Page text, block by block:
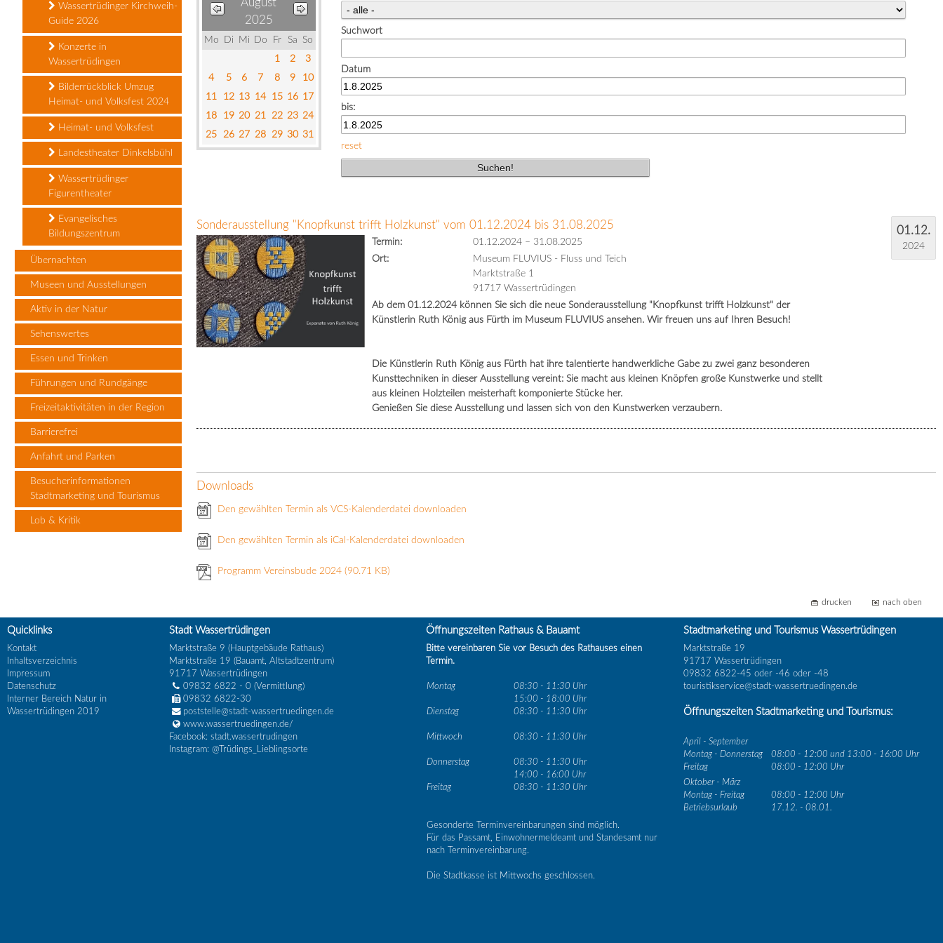
Wassertrüdinger Kirchweih-
Guide 2026
Konzerte in
Wassertrüdingen
Bilderrückblick Umzug
Heimat- und Volksfest 2024
Heimat- und Volksfest
Landestheater Dinkelsbühl
Wassertrüdinger
Figurentheater
Evangelisches
Bildungszentrum
Übernachten
Museen und Ausstellungen
Aktiv in der Natur
Sehenswertes
Essen und Trinken
Führungen und Rundgänge
Freizeitaktivitäten in der Region
Barrierefrei
Anfahrt und Parken
Besucherinformationen
Stadtmarketing und Tourismus
Lob & Kritik
August
2025
Mo Di Mi Do Fr Sa
So
1
2
3
4
5 6 7 8 9
10
11
12 13 14 15 16 17
18
19 20 21 22 23 24
25
26 27 28 29 30 31
Suchwort
Datum
bis:
reset
01.12.
2024
Sonderausstellung "Knopfkunst trifft Holzkunst" vom 01.12.2024 bis 31.08.2025
Termin: 01.12.2024– 31.08.2025
Ort:
Museum FLUVIUS - Fluss und Teich
Marktstraße 1
91717 Wassertrüdingen
Ab dem 01.12.2024 können Sie sich die neue Sonderausstellung "Knopfkunst trifft Holzkunst" der
Künstlerin Ruth König aus Fürth im Museum FLUVIUS ansehen. Wir freuen uns auf Ihren Besuch!
Die Künstlerin Ruth König aus Fürth hat ihre talentierte handwerkliche Gabe zu zwei ganz besonderen
Kunsttechniken in dieser Ausstellung vereint: Sie macht aus kleinen Knöpfen große Kunstwerke und stellt
aus kleinen Holzteilen meisterhaft komponierte Stücke her.
Genießen Sie diese Ausstellung und lassen sich von den Kunstwerken verzaubern.
Downloads
Den gewählten Termin als VCS-Kalenderdatei downloaden
Den gewählten Termin als iCal-Kalenderdatei downloaden
Programm Vereinsbude 2024 (90.71 KB)
drucken nach oben
Quicklinks
Kontakt
Inhaltsverzeichnis
Impressum
Datenschutz
Interner Bereich Natur in
Wassertrüdingen 2019
Stadt Wassertrüdingen
Marktstraße 9 (Hauptgebäude Rathaus)
Marktstraße 19 (Bauamt, Altstadtzentrum)
91717 Wassertrüdingen
09832 6822 - 0 (Vermittlung)
09832 6822-30
poststelle@stadt-wassertruedingen.de
www.wassertruedingen.de/
Facebook: stadt.wassertrudingen
Instagram: @Trüdings_Lieblingsorte
Öffnungszeiten Rathaus & Bauamt
Bitte vereinbaren Sie vor Besuch des Rathauses einen
Termin.
Montag
08:30 - 11:30 Uhr
15:00 - 18:00 Uhr
Dienstag
08:30 - 11:30 Uhr
Mittwoch 08:30 - 11:30 Uhr
Donnerstag
08:30 - 11:30 Uhr
14:00 - 16:00 Uhr
Freitag
08:30 - 11:30 Uhr
Gesonderte Terminvereinbarungen sind möglich.
Für das Passamt, Einwohnermeldeamt und Standesamt nur
nach Terminvereinbarung.
Die Stadtkasse ist Mittwochs geschlossen.
Stadtmarketing und Tourismus Wassertrüdingen
Marktstraße 19
91717 Wassertrüdingen
09832 6822-45 oder -46 oder -48
touristikservice@stadt-wassertruedingen.de
Öffnungszeiten Stadtmarketing und Tourismus:
April - September
Montag - Donnerstag
08:00 - 12:00 und 13:00 - 16:00 Uhr
Freitag
08:00 - 12:00 Uhr
Oktober - März
Montag - Freitag
08:00 - 12:00 Uhr
Betriebsurlaub
17.12. - 08.01.